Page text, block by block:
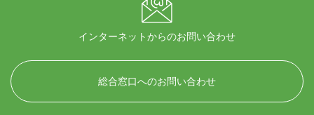
インターネットからのお問い合わせ
総合窓口へのお問い合わせ